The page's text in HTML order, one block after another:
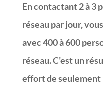
En contactant 2 à 3
réseau par jour,
avec 400 à 600
réseau. C’est un
effort de seulement